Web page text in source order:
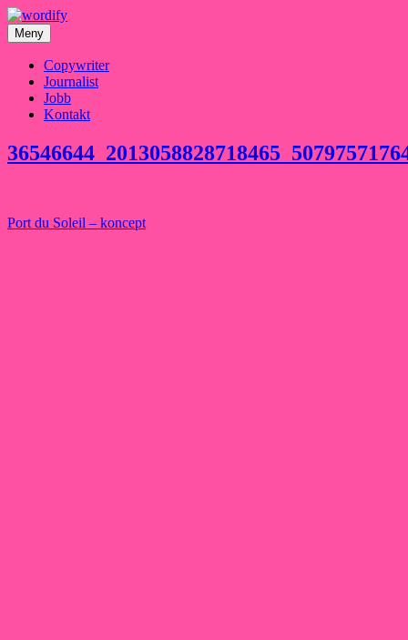
Hoppa
till
innehåll
Meny
Copywriter
Journalist
Jobb
Kontakt
Inläggsnavigering
Port du Soleil – koncept